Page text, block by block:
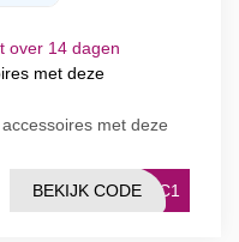
over 14 dagen
met deze
met deze
CDC1
BEKIJK CODE